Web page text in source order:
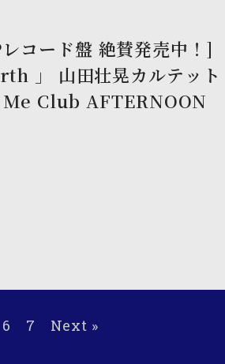
コード盤 絶賛発売中！]
」 山田壮晃カルテット
Club AFTERNOON
6 7 Next »